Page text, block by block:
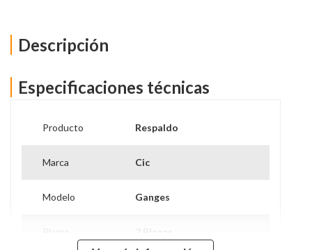
Descripción
Especificaciones técnicas
Producto Respaldo
Marca Cic
Modelo Ganges